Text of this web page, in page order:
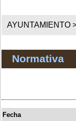
AYUNTAMIENTO
Normativa
Fecha